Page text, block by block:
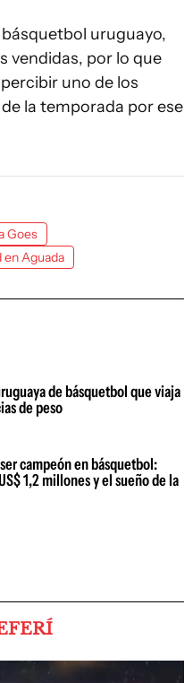
uruguayo,
vendidas, por lo que
uno de los
la temporada por ese
Goes
en Aguada
de básquetbol que viaja
de peso
campeón en básquetbol:
1,2 millones y el sueño de la